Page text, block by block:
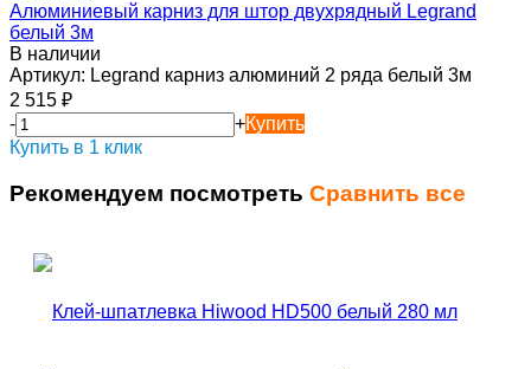
Алюминиевый карниз для штор двухрядный Legrand
белый 3м
В наличии
Артикул: Legrand карниз алюминий 2 ряда белый 3м
2 515 ₽
-
+Купить
Купить в 1 клик
Рекомендуем посмотреть Сравнить все